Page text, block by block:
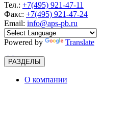
Тел.: +7(495) 921-47-11
Факс: +7(495) 921-47-24
Email: info@aps-pb.ru
Powered by Translate
РАЗДЕЛЫ
О компании